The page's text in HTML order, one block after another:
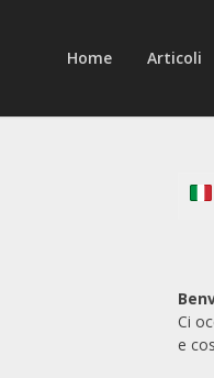
Home Articoli
Ci
e